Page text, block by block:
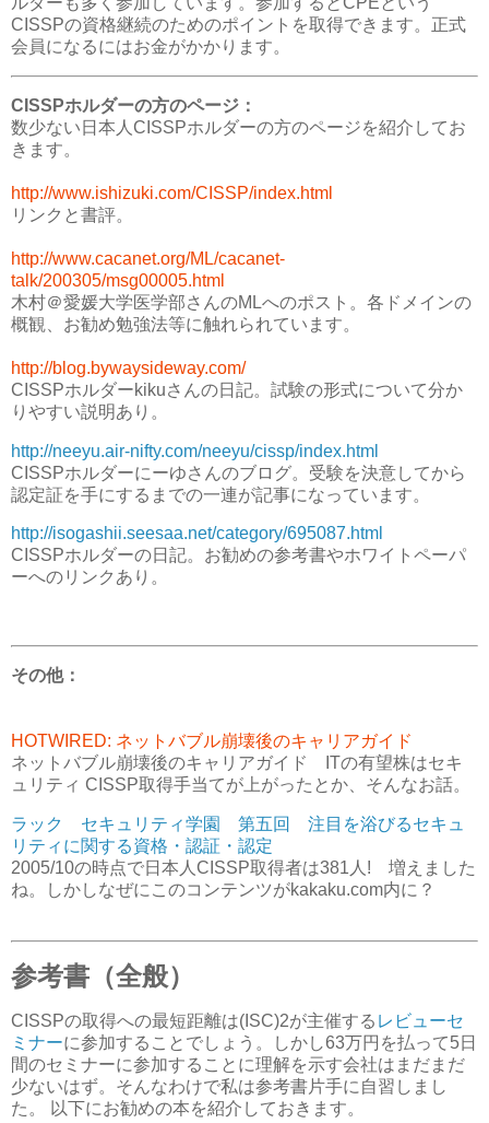
CISSPの資格継続のためのポイントを取得できます。正式
会員になるにはお金がかかります。
CISSPホルダーの方のページ：
数少ない日本人CISSPホルダーの方のページを紹介してお
きます。
http://www.ishizuki.com/CISSP/index.html
リンクと書評。
http://www.cacanet.org/ML/cacanet-
talk/200305/msg00005.html
木村＠愛媛大学医学部さんのMLへのポスト。各ドメインの
概観、お勧め勉強法等に触れられています。
http://blog.bywaysideway.com/
CISSPホルダーkikuさんの日記。試験の形式について分か
りやすい説明あり。
http://neeyu.air-nifty.com/neeyu/cissp/index.html
CISSPホルダーにーゆさんのブログ。受験を決意してから
認定証を手にするまでの一連が記事になっています。
http://isogashii.seesaa.net/category/695087.html
CISSPホルダーの日記。お勧めの参考書やホワイトペーパ
ーへのリンクあり。
その他：
HOTWIRED: ネットバブル崩壊後のキャリアガイド
ネットバブル崩壊後のキャリアガイド ITの有望株はセキ
ュリティ CISSP取得手当てが上がったとか、そんなお話。
ラック セキュリティ学園 第五回 注目を浴びるセキュ
リティに関する資格・認証・認定
2005/10の時点で日本人CISSP取得者は381人! 増えました
ね。しかしなぜにこのコンテンツがkakaku.com内に？
参考書（全般）
CISSPの取得への最短距離は(ISC)2が主催する レビューセ
ミナーに参加することでしょう。しかし63万円を払って5日
間のセミナーに参加することに理解を示す会社はまだまだ
少ないはず。そんなわけで私は参考書片手に自習しまし
た。 以下にお勧めの本を紹介しておきます。